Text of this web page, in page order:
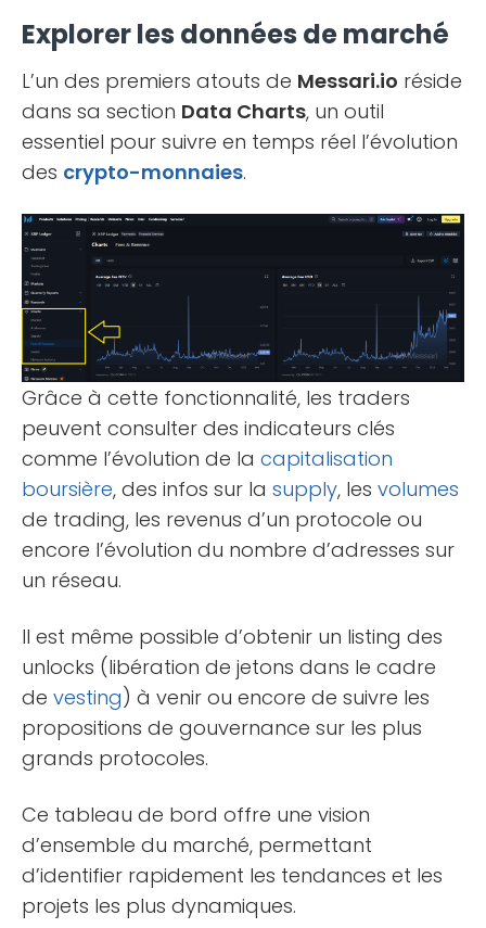
Explorer les données de marché
L’un des premiers atouts de Messari.io réside
dans sa section Data Charts, un outil
essentiel pour suivre en temps réel l’évolution
des crypto-monnaies.
Grâce à cette fonctionnalité, les traders
peuvent consulter des indicateurs clés
comme l’évolution de la capitalisation
boursière, des infos sur la supply, les volumes
de trading, les revenus d’un protocole ou
encore l’évolution du nombre d’adresses sur
un réseau.
Il est même possible d’obtenir un listing des
unlocks (libération de jetons dans le cadre
de vesting) à venir ou encore de suivre les
propositions de gouvernance sur les plus
grands protocoles.
Ce tableau de bord offre une vision
d’ensemble du marché, permettant
d’identifier rapidement les tendances et les
projets les plus dynamiques.